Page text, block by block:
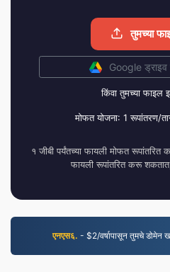
तुमच्या
Google ड्राइव
किंवा तुमच्या फाइल
मोफत योजना: 1 रूपांतरण/
१ जीबी पर्यंतच्या फायली मोफत रूपांतरित
फायली रूपांतरित करू
एनएस६. - $2/वर्षापासून तुमचे डोमेन